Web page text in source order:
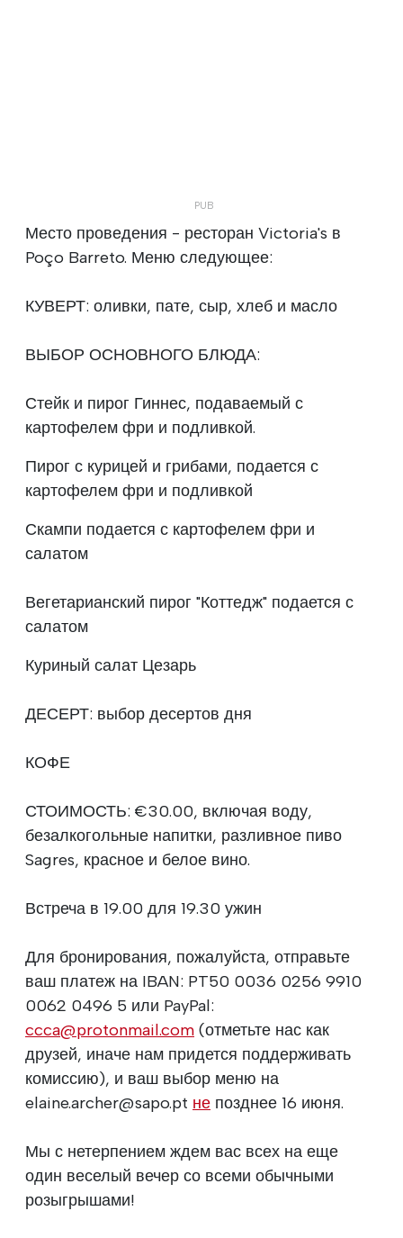
Место проведения - ресторан Victoria's в
Poço Barreto. Меню следующее:
КУВЕРТ: оливки, пате, сыр, хлеб и масло
ВЫБОР ОСНОВНОГО БЛЮДА:
Стейк и пирог Гиннес, подаваемый с
картофелем фри и подливкой.
Пирог с курицей и грибами, подается с
картофелем фри и подливкой
Скампи подается с картофелем фри и
салатом
Вегетарианский пирог "Коттедж" подается с
салатом
Куриный салат Цезарь
ДЕСЕРТ: выбор десертов дня
КОФЕ
СТОИМОСТЬ: €30.00, включая воду,
безалкогольные напитки, разливное пиво
Sagres, красное и белое вино.
Встреча в 19.00 для 19.30 ужин
Для бронирования, пожалуйста, отправьте
ваш платеж на IBAN: PT50 0036 0256 9910
0062 0496 5 или PayPal:
ccca@protonmail.com (отметьте нас как
друзей, иначе нам придется поддерживать
комиссию), и ваш выбор меню на
elaine.archer@sapo.pt не позднее 16 июня.
Мы с нетерпением ждем вас всех на еще
один веселый вечер со всеми обычными
розыгрышами!